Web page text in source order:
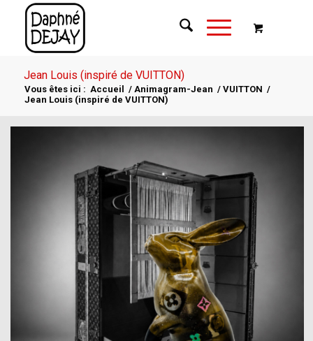
Jean Louis (inspiré de VUITTON)
Vous êtes ici : Accueil / Animagram-Jean / VUITTON /
Jean Louis (inspiré de VUITTON)